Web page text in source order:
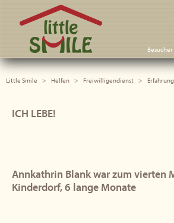
Little Smile Helfen Freiwilligendienst
ICH LEBE!
Annkathrin Blank war zum vierten
Kinderdorf, 6 lange Monate